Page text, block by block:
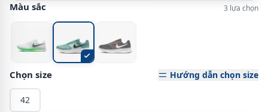
Màu sắc 3 lựa chọn
Chọn size Hướng dẫn chọn size
42